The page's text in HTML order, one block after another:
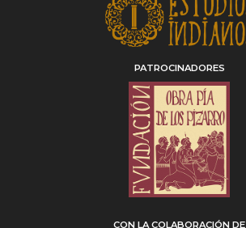
PATROCINADORES
CON LA COLABORACIÓN DE